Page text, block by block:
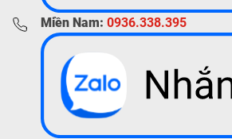
Miền Nam: 0936.338.395